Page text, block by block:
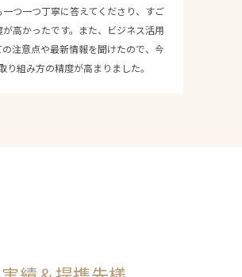
一つ一つ丁寧に答えてくださり、すご
が高かったです。また、ビジネス活用
の注意点や最新情報を聞けたので、今
り組み方の精度が高まりました。